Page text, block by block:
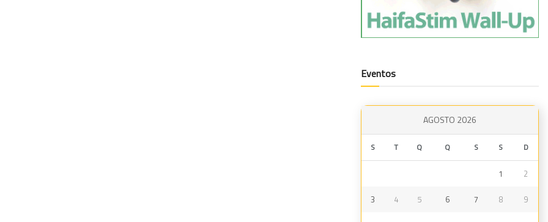
Eventos
AGOSTO 2026
S T Q Q S S D
1 2
3 4 5 6 7 8 9